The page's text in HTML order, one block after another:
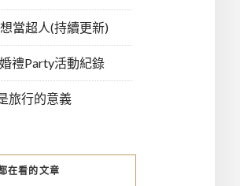
當超人(持續更新)
禮Party活動紀錄
旅行的意義
在看的文章